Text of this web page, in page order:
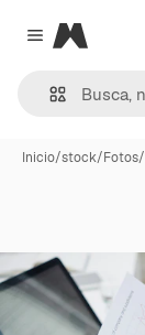
Close menu
Magnific
Inicio/stock/Fotos/